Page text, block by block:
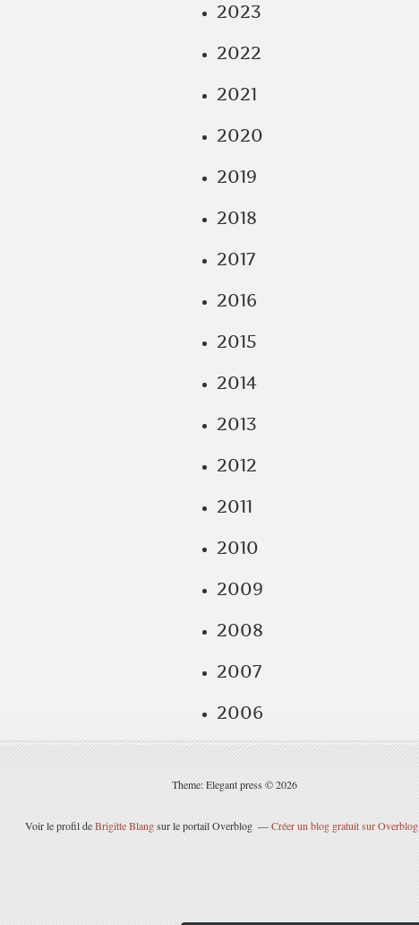
2023
2022
2021
2020
2019
2018
2017
2016
2015
2014
2013
2012
2011
2010
2009
2008
2007
2006
Theme: Elegant press © 2026
Voir le profil deBrigitte Blangsur le portail Overblog Créer un blog gratuit sur Overblog